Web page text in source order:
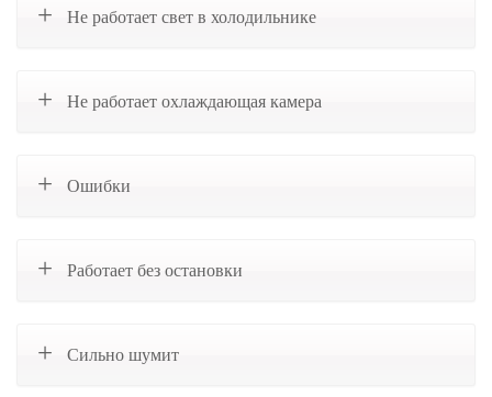
Не работает свет в холодильнике
Не работает охлаждающая камера
Ошибки
Работает без остановки
Сильно шумит